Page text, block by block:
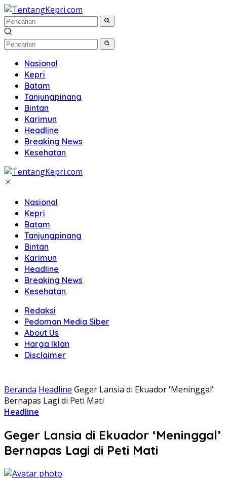
Langsung
ke
konten
Nasional
Kepri
Batam
Tanjungpinang
Bintan
Karimun
Headline
Breaking News
Kesehatan
Nasional
Kepri
Batam
Tanjungpinang
Bintan
Karimun
Headline
Breaking News
Kesehatan
Redaksi
Pedoman Media Siber
About Us
Harga Iklan
Disclaimer
Beranda Headline Geger Lansia di Ekuador 'Meninggal'
Bernapas Lagi di Peti Mati
Headline
Geger Lansia di Ekuador ‘Meninggal’
Bernapas Lagi di Peti Mati